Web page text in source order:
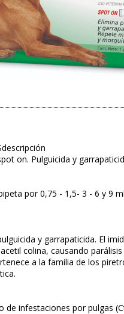
on. Pulguicida y
por 0,75 - 1,5- 3 - 6 y 9
y garrapaticida. El
colina, causando
a la familia de los
de infestaciones por pulgas